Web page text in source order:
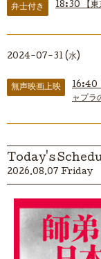
弁士付き 18:30 【
2024-07-31 (水)
無声映画上映 16:40
ャプラ
Today's
2026.08.07 Friday